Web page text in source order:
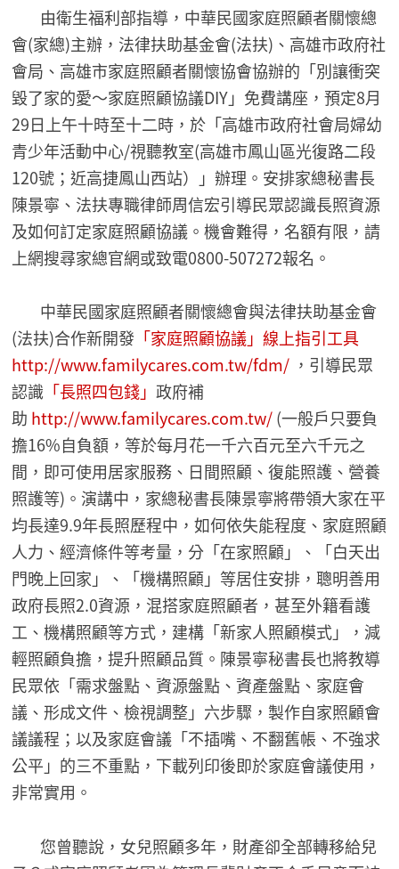
由衛生福利部指導，中華民國家庭照顧者關懷總
會(家總)主辦，法律扶助基金會(法扶)、高雄市政府社
會局、高雄市家庭照顧者關懷協會協辦的「別讓衝突
毀了家的愛～家庭照顧協議DIY」免費講座，預定8月
29日上午十時至十二時，於「高雄市政府社會局婦幼
青少年活動中心/視聽教室(高雄市鳳山區光復路二段
120號；近高捷鳳山西站）」辦理。安排家總秘書長
陳景寧、法扶專職律師周信宏引導民眾認識長照資源
及如何訂定家庭照顧協議。機會難得，名額有限，請
上網搜尋家總官網或致電0800-507272報名。
中華民國家庭照顧者關懷總會與法律扶助基金會
(法扶)合作新開發 「家庭照顧協議」線上指引工具
http://www.familycares.com.tw/fdm/ ，引導民眾
認識 「長照四包錢」政府補
助 http://www.familycares.com.tw/(一般戶只要負
擔16%自負額，等於每月花一千六百元至六千元之
間，即可使用居家服務、日間照顧、復能照護、營養
照護等)。演講中，家總秘書長陳景寧將帶領大家在平
均長達9.9年長照歷程中，如何依失能程度、家庭照顧
人力、經濟條件等考量，分「在家照顧」、「白天出
門晚上回家」、「機構照顧」等居住安排，聰明善用
政府長照2.0資源，混搭家庭照顧者，甚至外籍看護
工、機構照顧等方式，建構「新家人照顧模式」，減
輕照顧負擔，提升照顧品質。陳景寧秘書長也將教導
民眾依「需求盤點、資源盤點、資產盤點、家庭會
議、形成文件、檢視調整」六步驟，製作自家照顧會
議議程；以及家庭會議「不插嘴、不翻舊帳、不強求
公平」的三不重點，下載列印後即於家庭會議使用，
非常實用。
您曾聽說，女兒照顧多年，財產卻全部轉移給兒